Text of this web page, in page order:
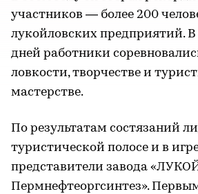
участников — более 200
лукойловских предприятий​.​ В
дней работники
ловкости, тв​орчестве и
мастерстве.
По результатам состязаний
туристической полосе и в
представители завода
Пермнефтеоргсинтез».